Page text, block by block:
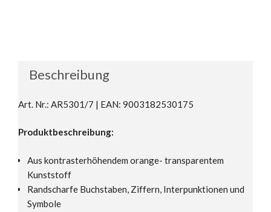
Beschreibung
Art. Nr.: AR5301/7 | EAN: 9003182530175
Produktbeschreibung:
Aus kontrasterhöhendem orange- transparentem
Kunststoff
Randscharfe Buchstaben, Ziffern, Interpunktionen und
Symbole